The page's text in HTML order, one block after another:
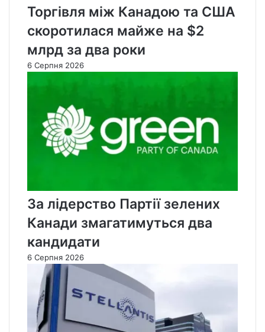
Торгівля між Канадою та США
скоротилася майже на $2
млрд за два роки
6 Серпня 2026
За лідерство Партії зелених
Канади змагатимуться два
кандидати
6 Серпня 2026